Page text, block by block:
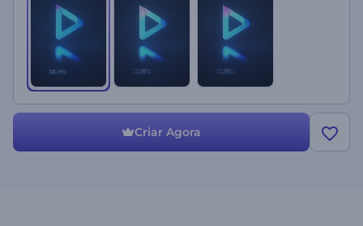
Criar Agora